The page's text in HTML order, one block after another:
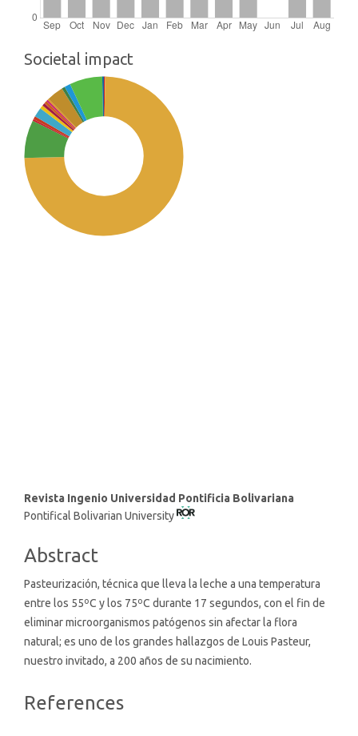
Societal impact
Main
Article
Revista Ingenio Universidad Pontificia Bolivariana
Pontifical Bolivarian University
Abstract
Pasteurización, técnica que lleva la leche a una temperatura
entre los 55ºC y los 75ºC durante 17 segundos, con el fin de
eliminar microorganismos patógenos sin afectar la flora
natural; es uno de los grandes hallazgos de Louis Pasteur,
nuestro invitado, a 200 años de su nacimiento.
Article
References